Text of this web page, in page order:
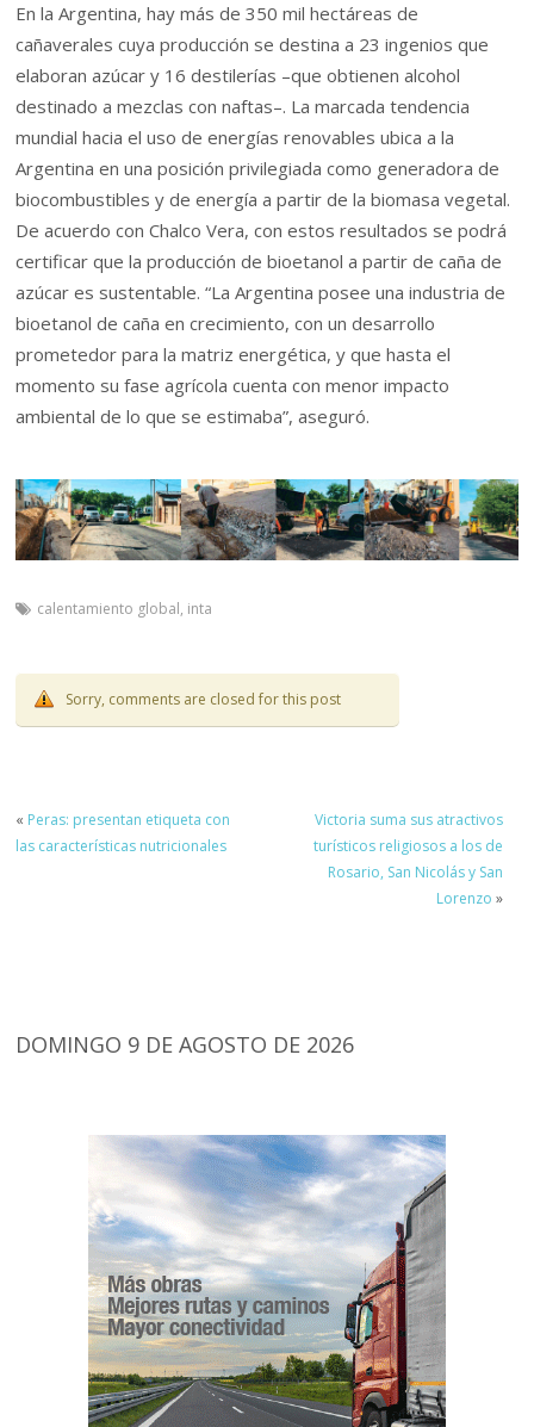
En la Argentina, hay más de 350 mil hectáreas de
cañaverales cuya producción se destina a 23 ingenios que
elaboran azúcar y 16 destilerías –que obtienen alcohol
destinado a mezclas con naftas–. La marcada tendencia
mundial hacia el uso de energías renovables ubica a la
Argentina en una posición privilegiada como generadora de
biocombustibles y de energía a partir de la biomasa vegetal.
De acuerdo con Chalco Vera, con estos resultados se podrá
certificar que la producción de bioetanol a partir de caña de
azúcar es sustentable. “La Argentina posee una industria de
bioetanol de caña en crecimiento, con un desarrollo
prometedor para la matriz energética, y que hasta el
momento su fase agrícola cuenta con menor impacto
ambiental de lo que se estimaba”, aseguró.
calentamiento global, inta
Sorry, comments are closed for this post
« Peras: presentan etiqueta con
las características nutricionales
Victoria suma sus atractivos
turísticos religiosos a los de
Rosario, San Nicolás y San
Lorenzo »
DOMINGO 9 DE AGOSTO DE 2026